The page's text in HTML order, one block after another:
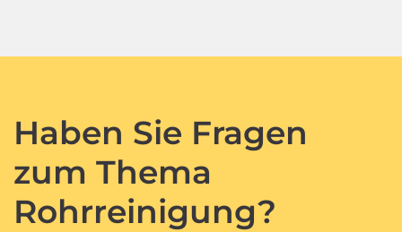
Haben Sie Fragen
zum Thema
Rohrreinigung?